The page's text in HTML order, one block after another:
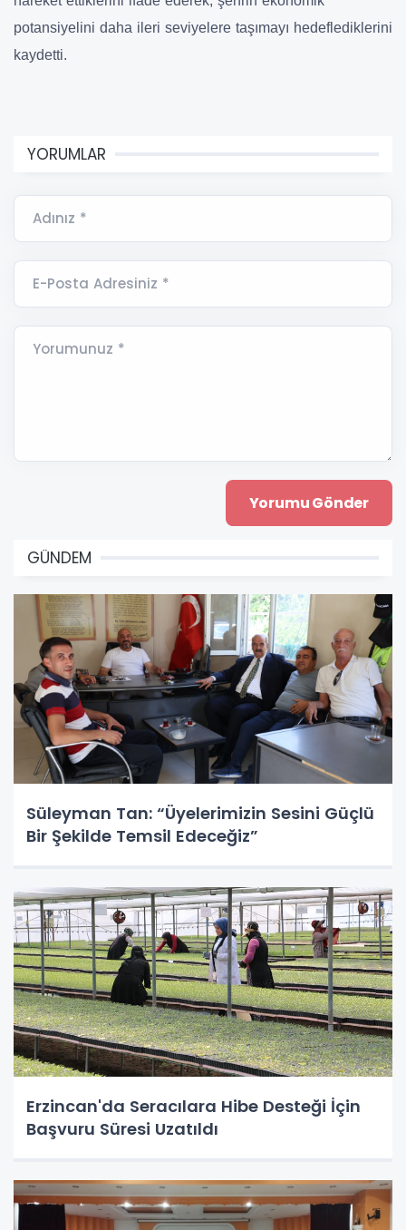
potansiyelini daha ileri seviyelere taşımayı hedeflediklerini
kaydetti.
YORUMLAR
Adınız *
E-Posta Adresiniz *
Yorumunuz *
GÜNDEM
Süleyman Tan: “Üyelerimizin Sesini Güçlü
Bir Şekilde Temsil Edeceğiz”
Erzincan'da Seracılara Hibe Desteği İçin
Başvuru Süresi Uzatıldı